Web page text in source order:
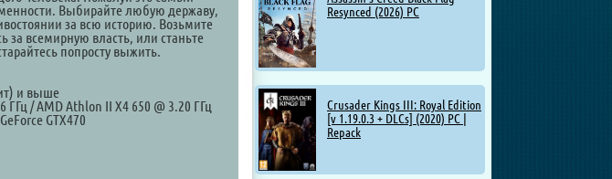
Resynced (2026) PC
Crusader Kings III: Royal Edition
[v 1.19.0.3 + DLCs] (2020) PC |
Repack
Выбирайте любую державу,
за всю историю. Возьмите
за всемирную власть, или станьте
попросту выжить.
и выше
ГГц / AMD Athlon II X4 650 @ 3.20 ГГц
GTX470